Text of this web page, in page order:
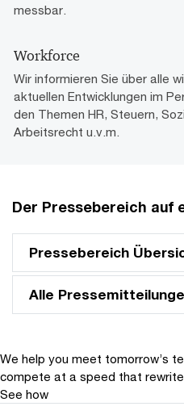
messbar.
Workforce
Wir informieren Sie über alle
aktuellen Entwicklungen im
den Themen HR, Steuern,
Arbeitsrecht u.v.m.
Der Pressebereich auf
Pressebereich
Alle
We help you meet tomorrow’s
compete at a speed that
See how